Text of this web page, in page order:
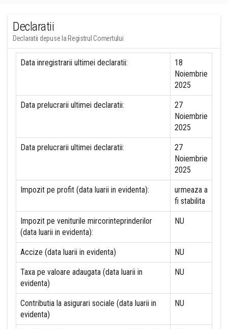
Declaratii
Declaratii depuse la Registrul Comertului
Data inregistrarii ultimei declaratii:
18
Noiembrie
2025
Data prelucrarii ultimei declaratii:
27
Noiembrie
2025
Data prelucrarii ultimei declaratii:
27
Noiembrie
2025
Impozit pe profit (data luarii in evidenta):
urmeaza a
fi stabilita
Impozit pe veniturile mircorinteprinderilor
(data luarii in evidenta):
NU
Accize (data luarii in evidenta) NU
Taxa pe valoare adaugata (data luarii in
evidenta)
NU
Contributia la asigurari sociale (data luarii in
evidenta)
NU